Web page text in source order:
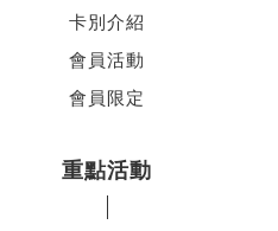
卡別介紹
會員活動
會員限定
重點活動